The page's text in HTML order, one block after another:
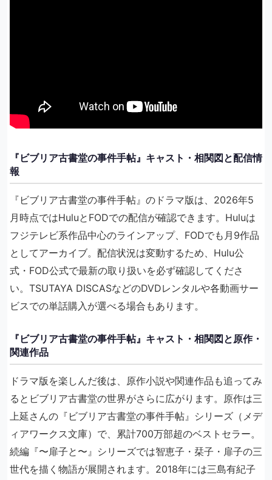
『ビブリア古書堂の事件手帖』キャスト・相関図と配信情
報
『ビブリア古書堂の事件手帖』のドラマ版は、2026年5
月時点ではHuluとFODでの配信が確認できます。Huluは
フジテレビ系作品中心のラインアップ、FODでも月9作品
としてアーカイブ。配信状況は変動するため、Hulu公
式・FOD公式で最新の取り扱いを必ず確認してくださ
い。TSUTAYA DISCASなどのDVDレンタルや各動画サー
ビスでの単話購入が選べる場合もあります。
『ビブリア古書堂の事件手帖』キャスト・相関図と原作・
関連作品
ドラマ版を楽しんだ後は、原作小説や関連作品も追ってみ
るとビブリア古書堂の世界がさらに広がります。原作は三
上延さんの『ビブリア古書堂の事件手帖』シリーズ（メデ
ィアワークス文庫）で、累計700万部超のベストセラー。
続編『〜扉子と〜』シリーズでは智恵子・栞子・扉子の三
世代を描く物語が展開されます。2018年には三島有紀子